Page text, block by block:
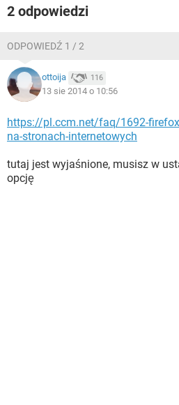
2 odpowiedzi
ODPOWIEDŹ 1 / 2
ottoija 116
13 sie 2014 o 10:56
https://pl.ccm.net/faq/1692-
na-stronach-internetowych
tutaj jest wyjaśnione, musisz w
opcję